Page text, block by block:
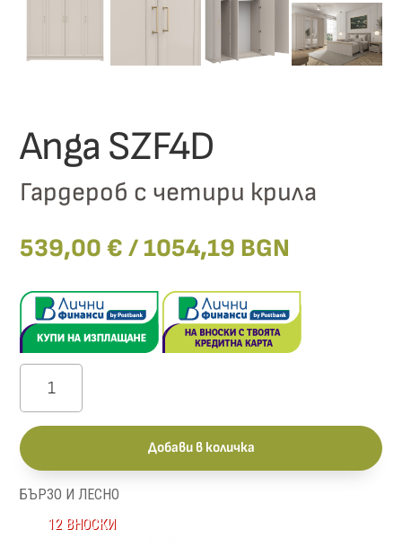
Anga SZF4D
Гардероб с четири крила
539,00€ / 1054,19 BGN
количество
за
Anga
SZF4D
Добави в количка
БЪРЗО И ЛЕСНО
12 ВНОСКИ